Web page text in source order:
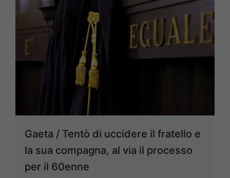
Gaeta / Tentò di uccidere il fratello e
la sua compagna, al via il processo
per il 60enne